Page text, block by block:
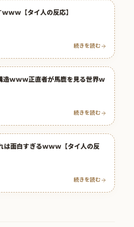
ｗｗ【タイ人の反応】
続きを読む
ｗｗｗ正直者が馬鹿を見る世界ｗ
続きを読む
面白すぎるｗｗｗ【タイ人の反
続きを読む